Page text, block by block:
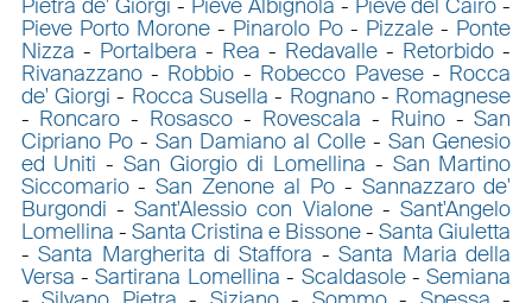
Pieve Porto Morone- Pinarolo Po- Pizzale - Ponte
Nizza - Portalbera - Rea - Redavalle - Retorbido -
Rivanazzano- Robbio - Robecco Pavese- Rocca
de' Giorgi - Rocca Susella - Rognano- Romagnese
- Roncaro - Rosasco - Rovescala - Ruino-San
Cipriano Po- San Damiano al Colle -San Genesio
ed Uniti -San Giorgio di Lomellina - San Martino
Siccomario-San Zenone al Po- Sannazzaro de'
Burgondi -Sant'Alessio con Vialone-Sant'Angelo
Lomellina - Santa Cristina e Bissone-Santa Giuletta
-Santa Margherita di Staffora -Santa Maria della
Versa -Sartirana Lomellina - Scaldasole-Semiana